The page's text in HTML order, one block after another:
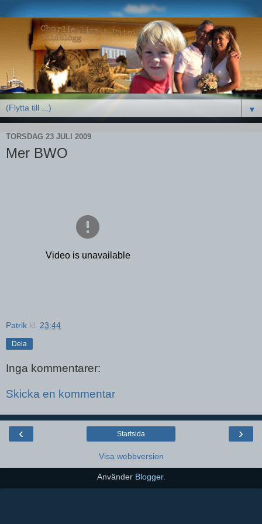
▼
TORSDAG 23 JULI 2009
Mer BWO
Patrik kl. 23:44
Dela
Inga kommentarer:
Skicka en kommentar
‹ ›
Startsida
Visa webbversion
Använder Blogger.